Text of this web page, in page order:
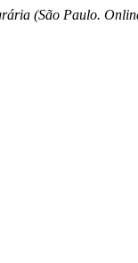
(São Paulo.